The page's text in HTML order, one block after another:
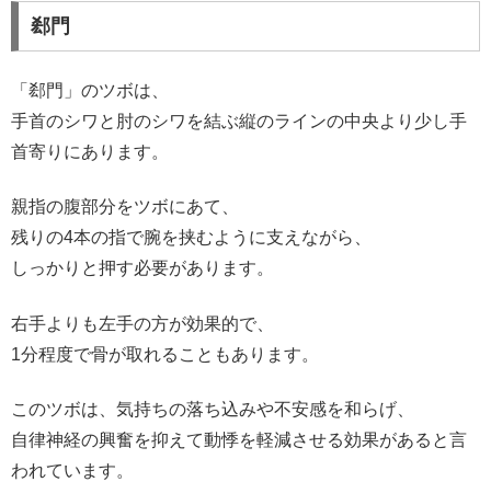
郄門
「郄門」のツボは、
手首のシワと肘のシワを結ぶ縦のラインの中央より少し手
首寄りにあります。
親指の腹部分をツボにあて、
残りの4本の指で腕を挟むように支えながら、
しっかりと押す必要があります。
右手よりも左手の方が効果的で、
1分程度で骨が取れることもあります。
このツボは、気持ちの落ち込みや不安感を和らげ、
自律神経の興奮を抑えて動悸を軽減させる効果があると言
われています。